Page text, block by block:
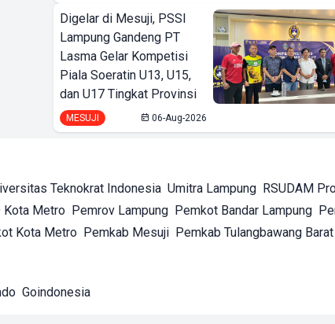
Digelar di Mesuji, PSSI
Lampung Gandeng PT
Lasma Gelar Kompetisi
Piala Soeratin U13, U15,
dan U17 Tingkat Provinsi
MESUJI 06-Aug-2026
Teknokrat Indonesia Umitra Lampung RSUDAM
Kota Metro Pemrov Lampung Pemkot Bandar Lampung
Kota Metro Pemkab Mesuji Pemkab Tulangbawang Barat
Goindonesia